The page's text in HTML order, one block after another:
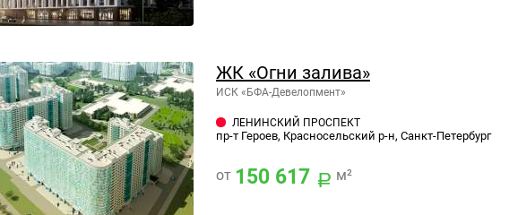
ЖК «Огни залива»
ИСК «БФА-Девелопмент»
ЛЕНИНСКИЙ ПРОСПЕКТ
пр-т Героев, Красносельский р-н, Санкт-Петербург
от 150 617 м²